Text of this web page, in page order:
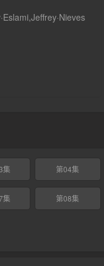
？
集 第04集
集 第08集